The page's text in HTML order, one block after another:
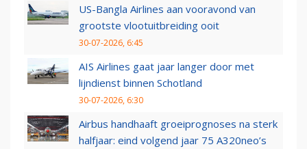
US-Bangla Airlines aan vooravond van
grootste vlootuitbreiding ooit
30-07-2026, 6:45
AIS Airlines gaat jaar langer door met
lijndienst binnen Schotland
30-07-2026, 6:30
Airbus handhaaft groeiprognoses na sterk
halfjaar: eind volgend jaar 75 A320neo’s